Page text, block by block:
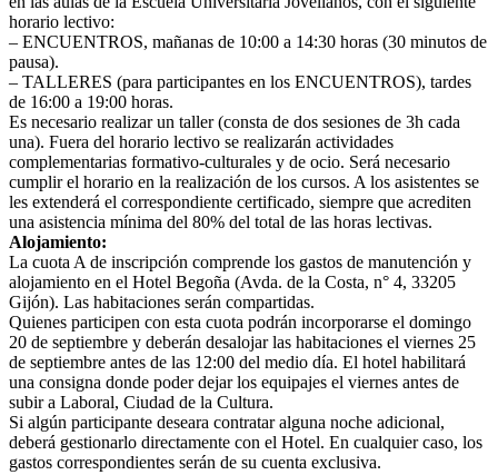
horario lectivo:
– ENCUENTROS, mañanas de 10:00 a 14:30 horas (30 minutos de
pausa).
– TALLERES (para participantes en los ENCUENTROS), tardes
de 16:00 a 19:00 horas.
Es necesario realizar un taller (consta de dos sesiones de 3h cada
una). Fuera del horario lectivo se realizarán actividades
complementarias formativo-culturales y de ocio. Será necesario
cumplir el horario en la realización de los cursos. A los asistentes se
les extenderá el correspondiente certificado, siempre que acrediten
una asistencia mínima del 80% del total de las horas lectivas.
Alojamiento:
La cuota A de inscripción comprende los gastos de manutención y
alojamiento en el Hotel Begoña (Avda. de la Costa, n° 4, 33205
Gijón). Las habitaciones serán compartidas.
Quienes participen con esta cuota podrán incorporarse el domingo
20 de septiembre y deberán desalojar las habitaciones el viernes 25
de septiembre antes de las 12:00 del medio día. El hotel habilitará
una consigna donde poder dejar los equipajes el viernes antes de
subir a Laboral, Ciudad de la Cultura.
Si algún participante deseara contratar alguna noche adicional,
deberá gestionarlo directamente con el Hotel. En cualquier caso, los
gastos correspondientes serán de su cuenta exclusiva.